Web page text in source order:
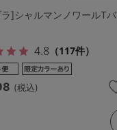
]シャルマンノワールTバ
4.8（117件）
(税込)